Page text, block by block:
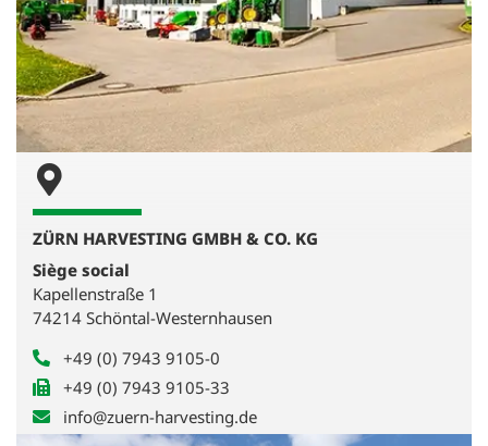
ZÜRN HARVESTING GMBH & CO. KG
Siège social
Kapellenstraße 1
74214 Schöntal-Westernhausen
+49 (0) 7943 9105-0
+49 (0) 7943 9105-33
info@zuern-harvesting.de